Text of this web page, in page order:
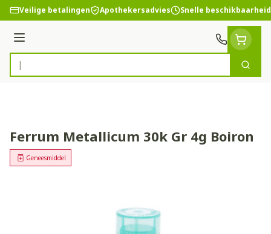
Ga naar de inhoud
Veilige betalingen Apothekersadvies Snelle beschikbaarheid
Menu
Product, merk, categorie...
Zoek
Ferrum Metallicum 30k Gr 4g Boiron
Geneesmiddel